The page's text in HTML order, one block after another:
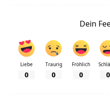
Dein
Liebe
0
Traurig
0
Fröhlich
0 0